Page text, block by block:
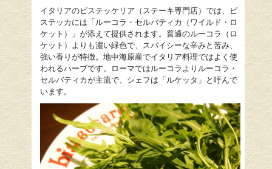
イタリアのビステッケリア（ステーキ専門店）では、ビ
ステッカには「ルーコラ・セルバティカ（ワイルド・ロ
ケット）」が添えて提供されます。普通のルーコラ（ロ
ケット）よりも濃い緑色で、スパイシーな辛みと苦み、
強い香りが特徴。地中海原産でイタリア料理ではよく使
われるハーブです。ローマではルーコラよりルーコラ・
セルバティカが主流で、シェフは「ルケッタ」と呼んで
います。